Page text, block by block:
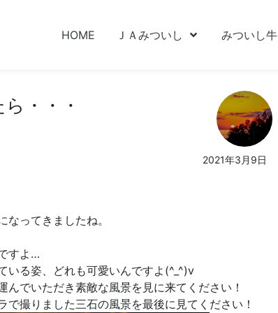
HOME ＪＡみついし みついし牛
・・・
2021年3月9日
ってきましたね。
すよ…
いる姿、どれも可愛いんですよ(^_^)v
でいただき素敵な風景を見に来てください！
撮りました三石の風景を最後に見てください！